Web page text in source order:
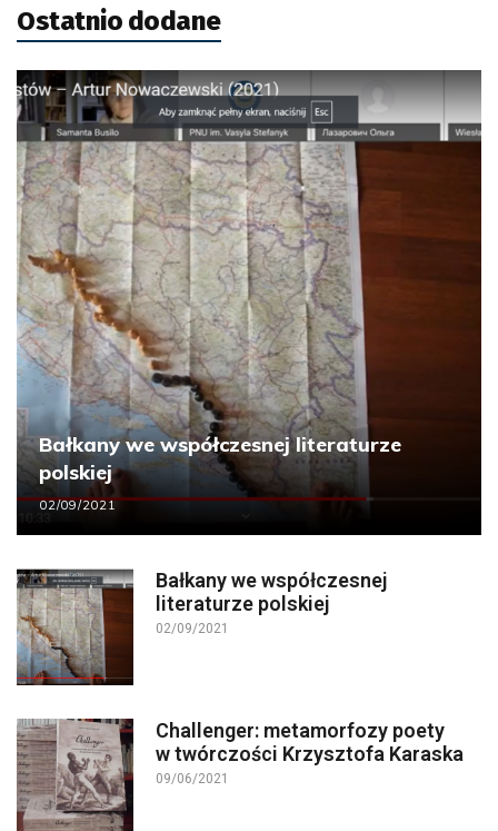
Ostatnio dodane
Bałkany we współczesnej literaturze
polskiej
02/09/2021
Bałkany we współczesnej
literaturze polskiej
02/09/2021
Challenger: metamorfozy poety
w twórczości Krzysztofa Karaska
09/06/2021